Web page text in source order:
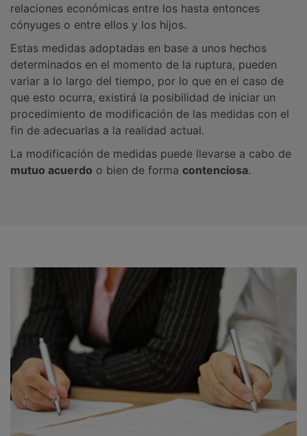
relaciones económicas entre los hasta entonces
cónyuges o entre ellos y los hijos.
Estas medidas adoptadas en base a unos hechos
determinados en el momento de la ruptura, pueden
variar a lo largo del tiempo, por lo que en el caso de
que esto ocurra, existirá la posibilidad de iniciar un
procedimiento de modificación de las medidas con el
fin de adecuarlas a la realidad actual.
La modificación de medidas puede llevarse a cabo de
mutuo acuerdo o bien de forma contenciosa.